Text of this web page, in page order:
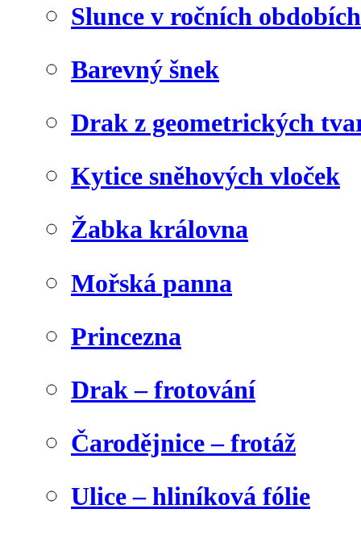
Slunce v ročních obdobích
Barevný šnek
Drak z geometrických
Kytice sněhových vloček
Žabka královna
Mořská panna
Princezna
Drak – frotování
Čarodějnice – frotáž
Ulice – hliníková fólie